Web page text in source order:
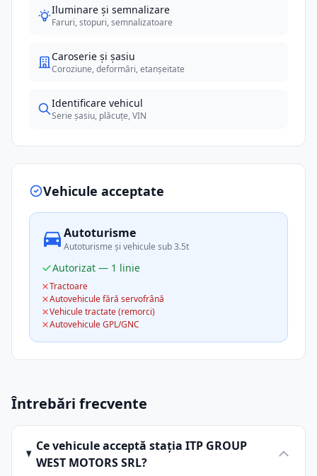
Iluminare și semnalizare
Faruri, stopuri, semnalizatoare
Caroserie și șasiu
Coroziune, deformări, etanșeitate
Identificare vehicul
Serie șasiu, plăcuțe, VIN
Vehicule acceptate
Autoturisme
Autoturisme și vehicule sub 3.5t
Autorizat — 1 linie
Tractoare
Autovehicule fără servofrână
Vehicule tractate (remorci)
Autovehicule GPL/GNC
Întrebări frecvente
Ce vehicule acceptă stația ITP GROUP
WEST MOTORS SRL?